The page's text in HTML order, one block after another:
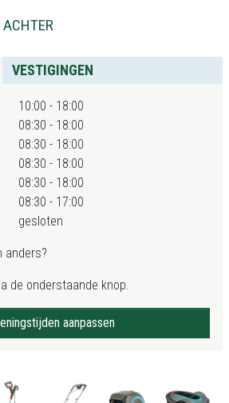
ACHTER
VESTIGINGEN
10:00 - 18:00
08:30 - 18:00
08:30 - 18:00
08:30 - 18:00
08:30 - 18:00
08:30 - 17:00
gesloten
anders?
de onderstaande knop.
aanpassen